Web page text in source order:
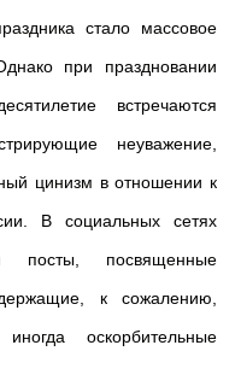
стало массовое
при праздновании
встречаются
неуважение,
цинизм в отношении к
В социальных сетях
посвященные
к сожалению,
оскорбительные